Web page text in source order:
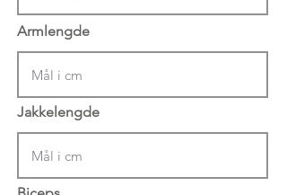
Armlengde
Jakkelengde